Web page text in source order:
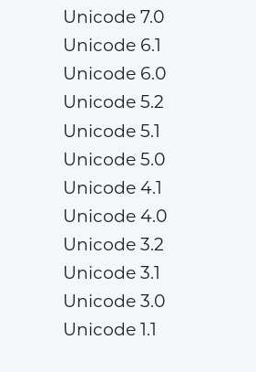
Unicode 7.0
Unicode 6.1
Unicode 6.0
Unicode 5.2
Unicode 5.1
Unicode 5.0
Unicode 4.1
Unicode 4.0
Unicode 3.2
Unicode 3.1
Unicode 3.0
Unicode 1.1